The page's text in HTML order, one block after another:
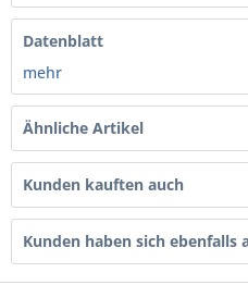
Datenblatt
mehr
Ähnliche Artikel
Kunden kauften auch
Kunden haben sich ebenfalls